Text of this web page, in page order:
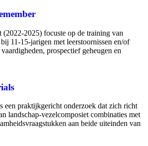
(2022-2025) focuste op de training van
11-15-jarigen met leerstoornissen en/of
prospectief geheugen en
een praktijkgericht onderzoek dat zich richt
landschap-vezelcomposiet combinaties met
aan beide uiteinden van